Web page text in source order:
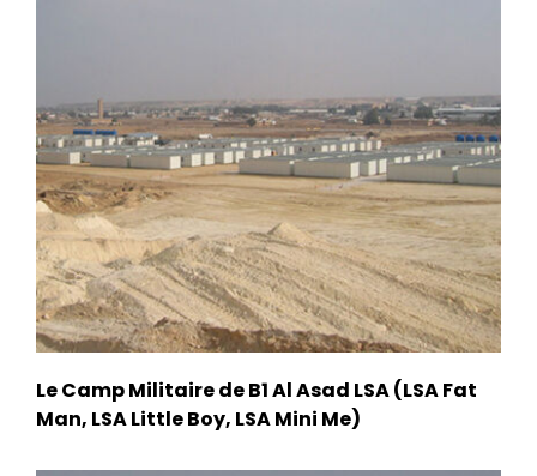
Le Camp Militaire de B1 Al Asad LSA (LSA Fat
Man, LSA Little Boy, LSA Mini Me)